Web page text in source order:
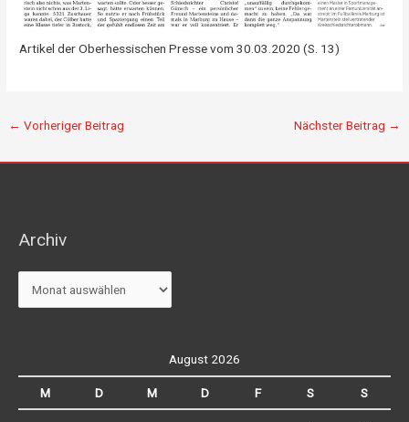
Artikel der Oberhessischen Presse vom 30.03.2020 (S. 13)
← Vorheriger Beitrag Nächster Beitrag →
Archiv
Archiv
August 2026
M D M D F S S